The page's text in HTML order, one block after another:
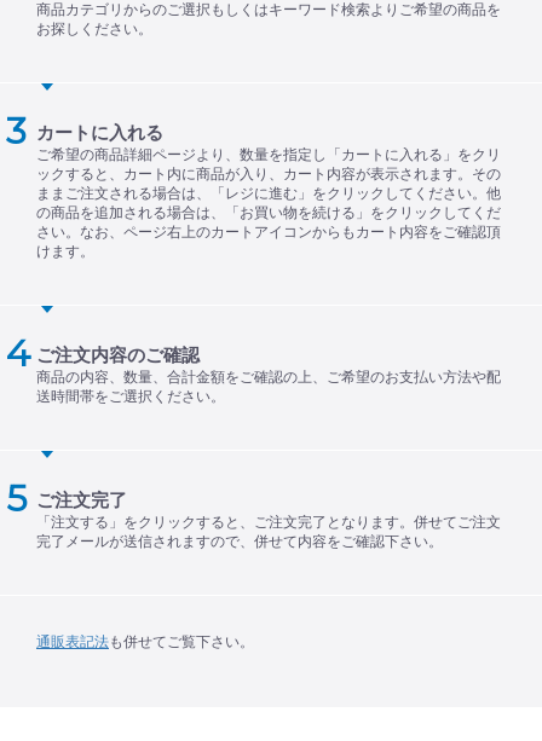
商品カテゴリからのご選択もしくはキーワード検索よりご希望の商品を
お探しください。
カートに入れる
ご希望の商品詳細ページより、数量を指定し「カートに入れる」をクリ
ックすると、カート内に商品が入り、カート内容が表示されます。その
ままご注文される場合は、「レジに進む」をクリックしてください。他
の商品を追加される場合は、「お買い物を続ける」をクリックしてくだ
さい。なお、ページ右上のカートアイコンからもカート内容をご確認頂
けます。
ご注文内容のご確認
商品の内容、数量、合計金額をご確認の上、ご希望のお支払い方法や配
送時間帯をご選択ください。
ご注文完了
「注文する」をクリックすると、ご注文完了となります。併せてご注文
完了メールが送信されますので、併せて内容をご確認下さい。
通販表記法も併せてご覧下さい。